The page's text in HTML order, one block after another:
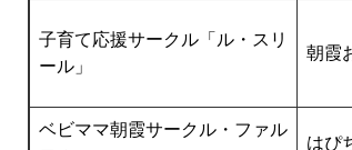
子育て応援サークル「ル・スリ
ール」
朝霞
ベビママ朝霞サークル・ファル
はぴ